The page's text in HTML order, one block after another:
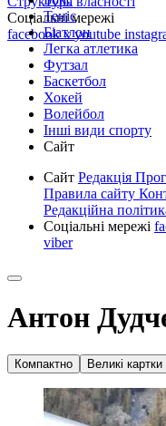
Соціальні мережі
facebookxyoutube
Теніс
Біатлон
Легка атлетика
Футзал
Баскетбол
Хокей
Волейбол
Інші види спорту
Сайт
Сайт Редакція
Правила сайту
Редакційна
Соціальні мережі
viber
Антон
Компактно Великі картки